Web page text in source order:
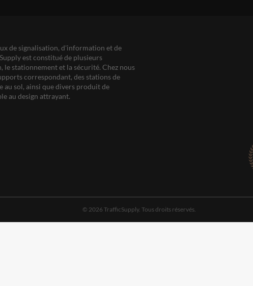
de signalisation, d'information et de
est constitué de plusieurs
stationnement et la sécurité. Chez nous
correspondant, des stations de
au sol, ainsi que divers produit de
au design attrayant.
© 2026 TrafficSupply. Tous droits réservés.